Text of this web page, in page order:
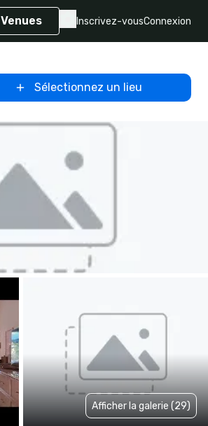
Venues Inscrivez-vousConnexion
Sélectionnez un lieu
Afficher la galerie (29)